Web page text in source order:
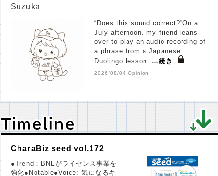
Suzuka
“Does this sound correct?”On a
July afternoon, my friend leans
over to play an audio recording of
a phrase from a Japanese
Duolingo lesson
…続き
2026/08/04 Opinion
Ｔｉｍｅｌｉｎｅ
Ｔｉｍｅｌｉｎｅ
CharaBiz seed vol.172
●Trend：BNEがライセンス事業を
強化●Notable●Voice: 気になるキ